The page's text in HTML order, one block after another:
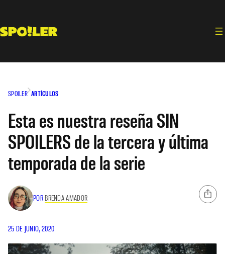
contenido
SPOILER ARTÍCULOS
Esta es nuestra reseña SIN
SPOILERS de la tercera y última
temporada de la serie
POR BRENDA AMADOR
25 DE JUNIO, 2020